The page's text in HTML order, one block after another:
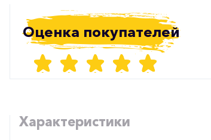
Оценка покупателей
Характеристики